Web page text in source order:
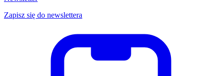
Zapisz się do newslettera